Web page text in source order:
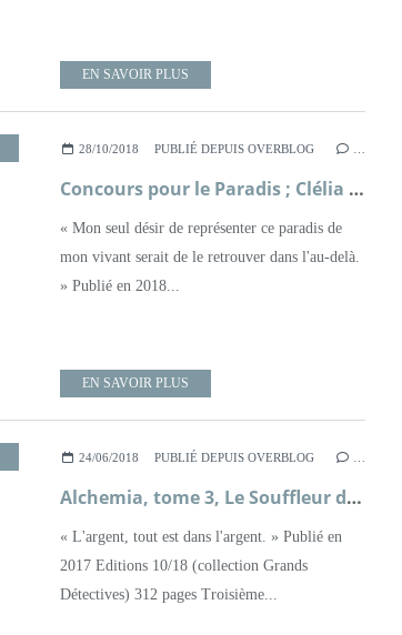
EN SAVOIR PLUS
LITTÉRATURE FRANÇAISE,RENAISSANCE,ROMAN, XVIÈME SIÈCLE
28/10/2018 PUBLIÉ DEPUIS OVERBLOG
Concours pour le Paradis ; Clélia Renucci
« Mon seul désir de représenter ce paradis de
mon vivant serait de le retrouver dans l'au-delà.
» Publié en 2018...
EN SAVOIR PLUS
RENAISSANCE FRANÇAISE,ROMAN,XVIÈME SIÈCLE
24/06/2018 PUBLIÉ DEPUIS OVERBLOG
Alchemia, tome 3, Le Souffleur de Cendres ; Viviane Moore
« L'argent, tout est dans l'argent. » Publié en
2017 Editions 10/18 (collection Grands
Détectives) 312 pages Troisième...